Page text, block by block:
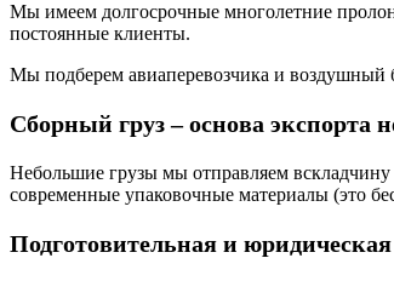
Мы имеем долгосрочные многолетние
постоянные клиенты.
Мы подберем авиаперевозчика и воздушный
Сборный груз – основа экспорта
Небольшие грузы мы отправляем
современные упаковочные материалы (это
Подготовительная и